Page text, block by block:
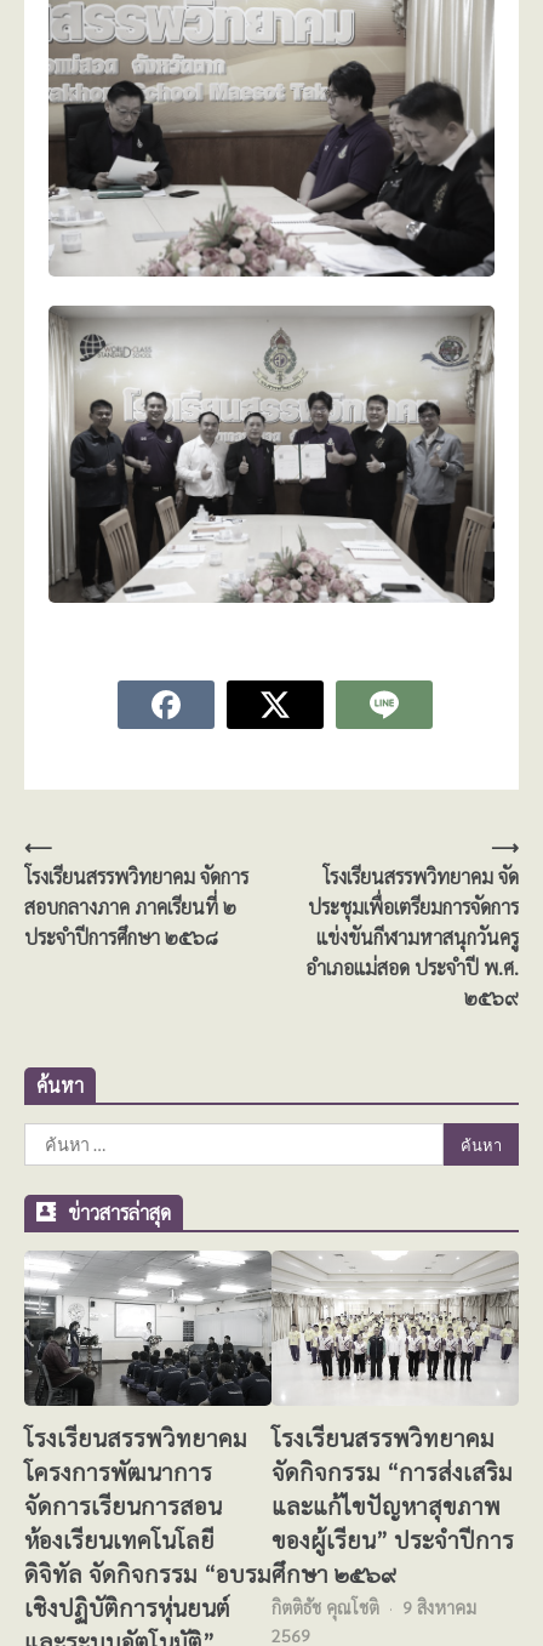
แนะแนว
เรื่อง
⟵
โรงเรียนสรรพวิทยาคม จัดการ
สอบกลางภาค ภาคเรียนที่ ๒
ประจำปีการศึกษา ๒๕๖๘
โรงเรียนสรรพวิทยาคม จัด
ประชุมเพื่อเตรียมการจัดการ
แข่งขันกีฬามหาสนุกวันครู
อำเภอแม่สอด ประจำปี พ.ศ.
๒๕๖๙
⟶
ค้นหา
ค้นหา
สำหรับ:
ข่าวสารล่าสุด
โรงเรียนสรรพวิทยาคม
โครงการพัฒนาการ
จัดการเรียนการสอน
ห้องเรียนเทคโนโลยี
ดิจิทัล จัดกิจกรรม “อบรม
เชิงปฏิบัติการหุ่นยนต์
โรงเรียนสรรพวิทยาคม
จัดกิจกรรม “การส่งเสริม
และแก้ไขปัญหาสุขภาพ
ของผู้เรียน” ประจำปีการ
ศึกษา ๒๕๖๙
กิตติธัช คุณโชติ
9 สิงหาคม
2569